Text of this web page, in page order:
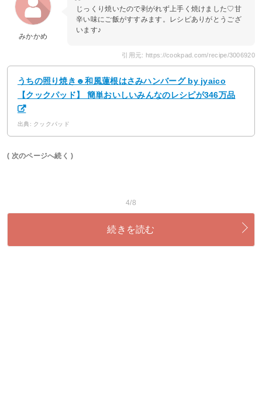
みかかめ
じっくり焼いたので剥がれず上手く焼けました♡甘
辛い味にご飯がすすみます。レシピありがとうござ
います♪
引用元: https://cookpad.com/recipe/3006920
うちの照り焼き☻和風蓮根はさみハンバーグ by jyaico
【クックパッド】 簡単おいしいみんなのレシピが346万品
出典: クックパッド
( 次のページへ続く )
4/8
続きを読む